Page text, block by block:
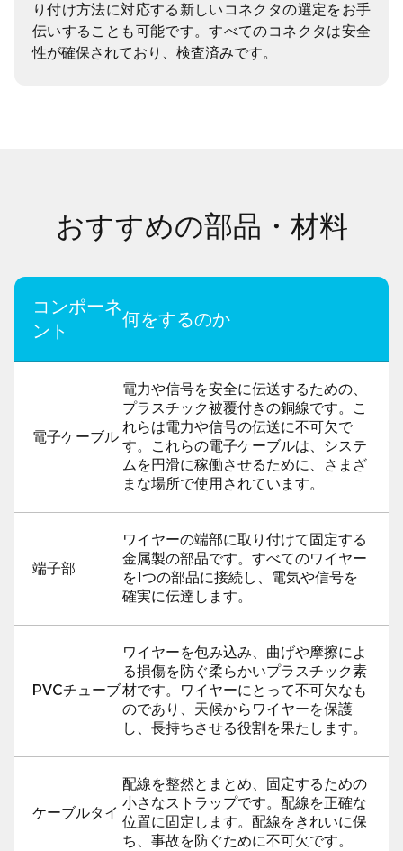
り付け方法に対応する新しいコネクタの選定をお手
伝いすることも可能です。すべてのコネクタは安全
性が確保されており、検査済みです。
おすすめの部品・材料
コンポーネ
ント
何をするのか
電子ケーブル
電力や信号を安全に伝送するための、
プラスチック被覆付きの銅線です。こ
れらは電力や信号の伝送に不可欠で
す。これらの電子ケーブルは、システ
ムを円滑に稼働させるために、さまざ
まな場所で使用されています。
端子部
ワイヤーの端部に取り付けて固定する
金属製の部品です。すべてのワイヤー
を1つの部品に接続し、電気や信号を
確実に伝達します。
PVCチューブ
ワイヤーを包み込み、曲げや摩擦によ
る損傷を防ぐ柔らかいプラスチック素
材です。ワイヤーにとって不可欠なも
のであり、天候からワイヤーを保護
し、長持ちさせる役割を果たします。
ケーブルタイ
配線を整然とまとめ、固定するための
小さなストラップです。配線を正確な
位置に固定します。配線をきれいに保
ち、事故を防ぐために不可欠です。